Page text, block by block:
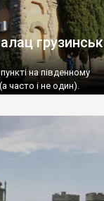
на південному
часто і не один).